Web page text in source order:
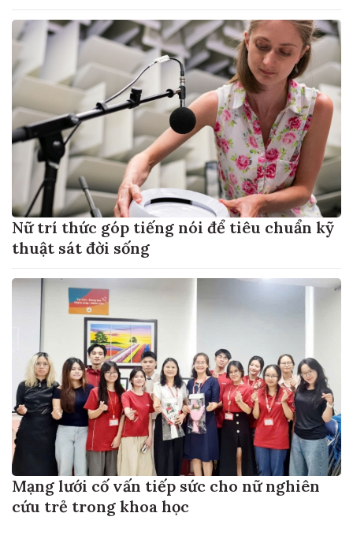
Nữ trí thức góp tiếng nói để tiêu chuẩn kỹ
thuật sát đời sống
Mạng lưới cố vấn tiếp sức cho nữ nghiên
cứu trẻ trong khoa học